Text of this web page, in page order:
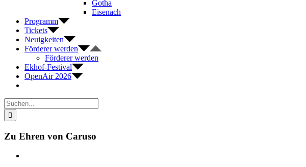
Gotha
Eisenach
Programm
Tickets
Neuigkeiten
Förderer werden
Förderer werden
Ekhof-Festival
OpenAir 2026
Suche
nach:
Zu Ehren von Caruso